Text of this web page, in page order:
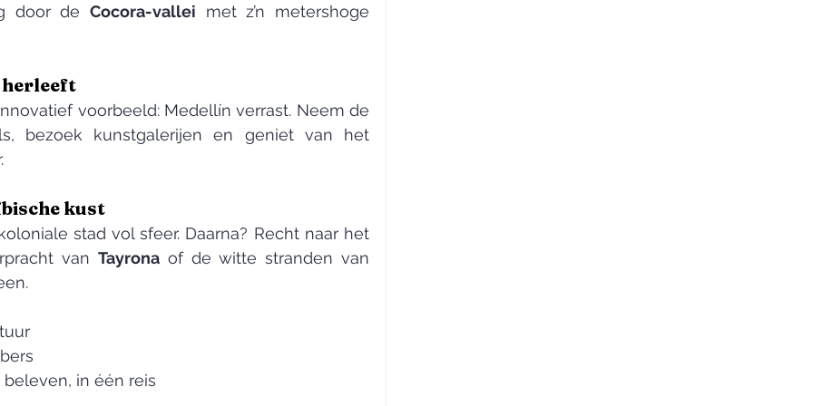
door de Cocora-vallei met z’n metershoge
herleeft
voorbeeld: Medellín verrast. Neem de
bezoek kunstgalerijen en geniet van het
kust
stad vol sfeer. Daarna? Recht naar het
van Tayrona
in één reis